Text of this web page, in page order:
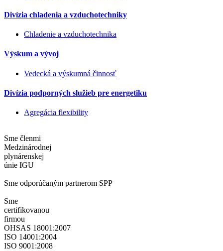
Divízia chladenia a vzduchotechniky
Chladenie a vzduchotechnika
Výskum a vývoj
Vedecká a výskumná činnosť
Divízia podporných služieb pre energetiku
Agregácia flexibility
Sme členmi
Medzinárodnej
plynárenskej
únie IGU
Sme odporúčaným partnerom SPP
Sme
certifikovanou
firmou
OHSAS 18001:2007
ISO 14001:2004
ISO 9001:2008